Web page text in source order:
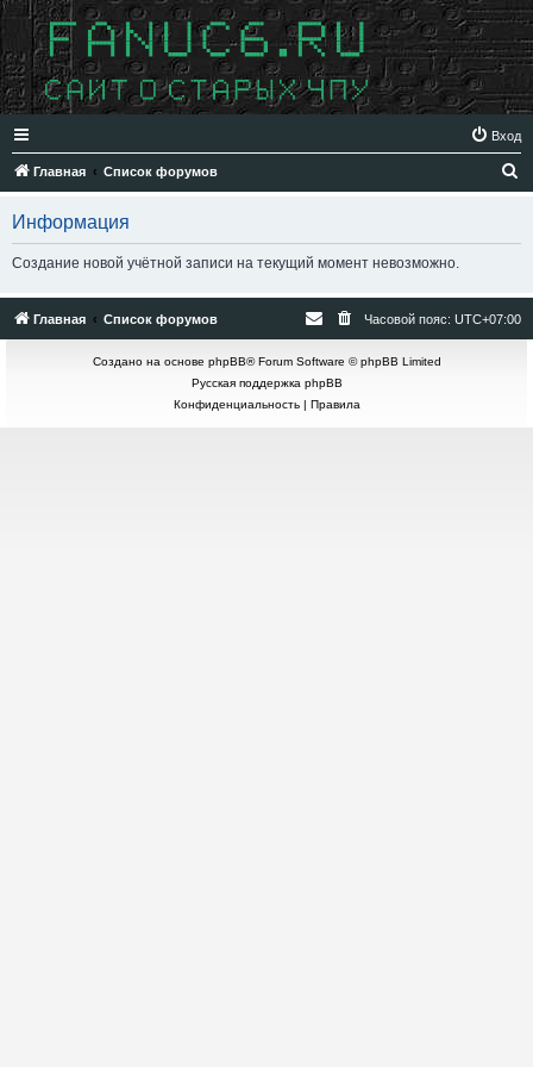
Вход
Главная Список форумов
Информация
Создание новой учётной записи на текущий момент невозможно.
Главная Список форумов Часовой пояс: UTC+07:00
Создано на основе phpBB® Forum Software © phpBB Limited
Русская поддержка phpBB
Конфиденциальность| Правила